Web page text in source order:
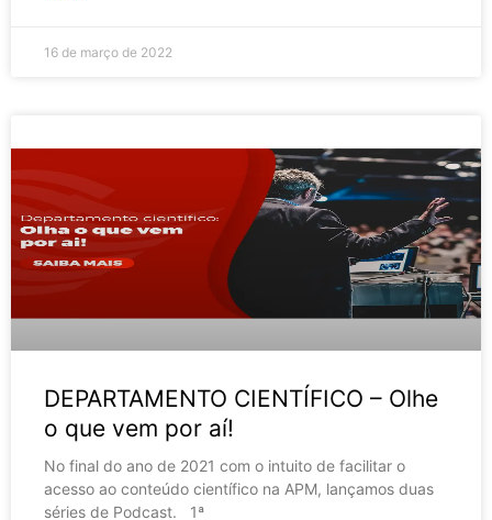
16 de março de 2022
DEPARTAMENTO CIENTÍFICO – Olhe
o que vem por aí!
No final do ano de 2021 com o intuito de facilitar o
acesso ao conteúdo científico na APM, lançamos duas
séries de Podcast. 1ª